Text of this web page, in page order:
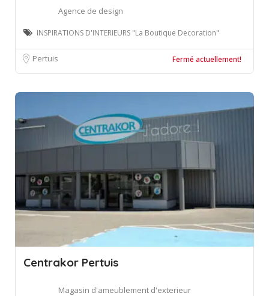
Agence de design
INSPIRATIONS D'INTERIEURS "La Boutique Decoration"
Pertuis Fermé actuellement!
Centrakor Pertuis
Magasin d'ameublement d'exterieur